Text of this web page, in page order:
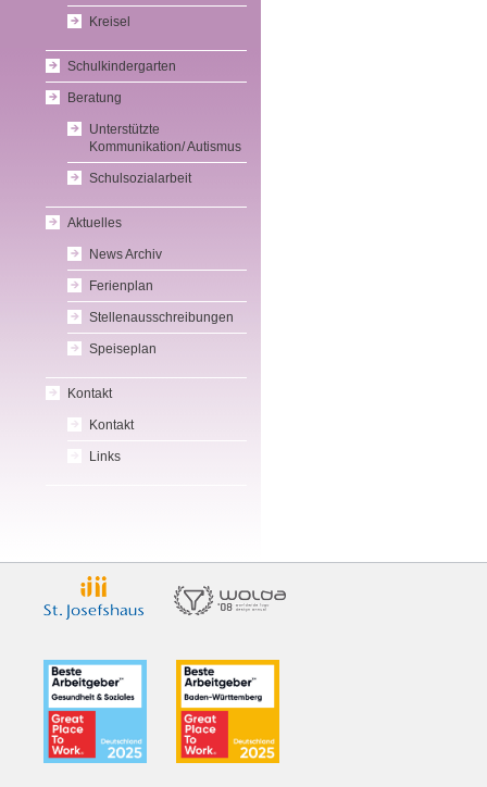
Kreisel
Schulkindergarten
Beratung
Unterstützte
Kommunikation/ Autismus
Schulsozialarbeit
Aktuelles
News Archiv
Ferienplan
Stellenausschreibungen
Speiseplan
Kontakt
Kontakt
Links